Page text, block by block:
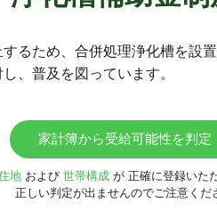
るため、合併処理浄化槽を設
、普及を図っています。
家計簿から受給可能性を判定
地および 世帯構成が 正確に登録いた
正しい判定が出ませんのでご注意くだ